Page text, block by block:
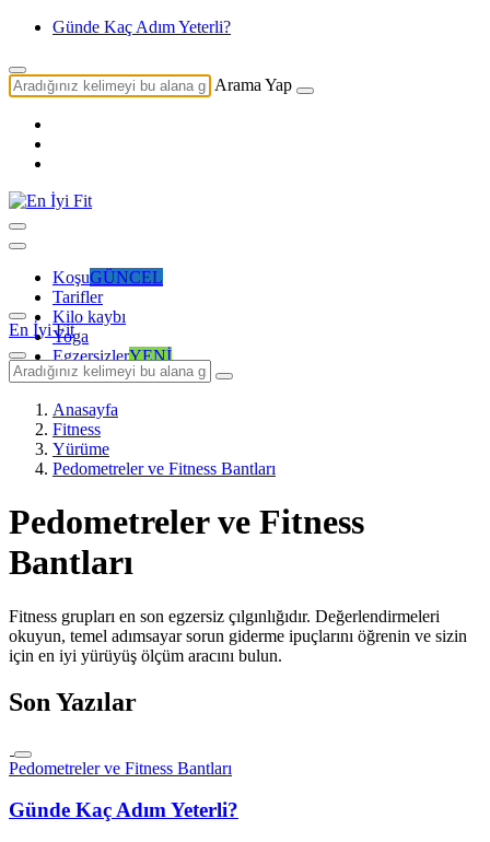
Günde Kaç Adım Yeterli?
Arama Yap
KoşuGÜNCEL
Tarifler
Kilo kaybı
Yoga
EgzersizlerYENİ
En İyi Fit
Anasayfa
Fitness
Yürüme
Pedometreler ve Fitness Bantları
Pedometreler ve Fitness
Bantları
Fitness grupları en son egzersiz çılgınlığıdır. Değerlendirmeleri
okuyun, temel adımsayar sorun giderme ipuçlarını öğrenin ve sizin
için en iyi yürüyüş ölçüm aracını bulun.
Son Yazılar
Pedometreler ve Fitness Bantları
Günde Kaç Adım Yeterli?